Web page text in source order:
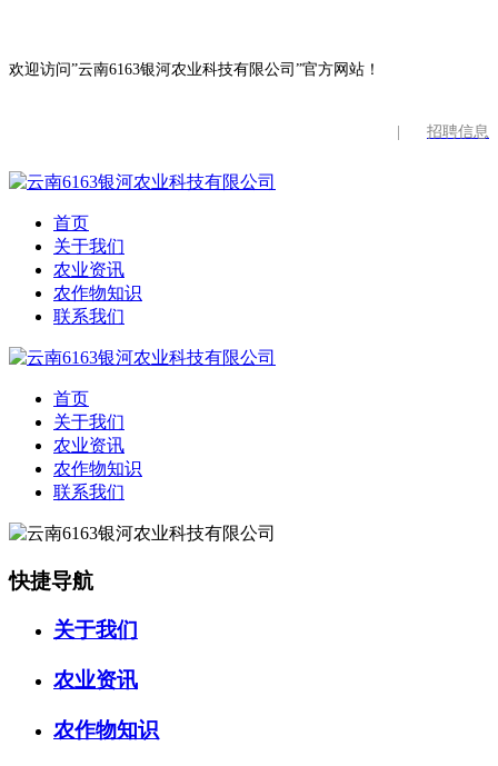
欢迎访问”云南6163银河农业科技有限公司”官方网站！
招聘信息
首页
关于我们
农业资讯
农作物知识
联系我们
首页
关于我们
农业资讯
农作物知识
联系我们
快捷导航
关于我们
农业资讯
农作物知识